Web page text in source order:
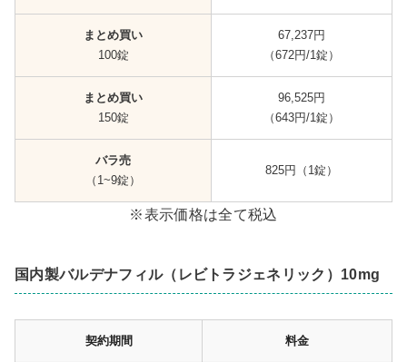
まとめ買い
100錠
67,237円
（672円/1錠）
まとめ買い
150錠
96,525円
（643円/1錠）
バラ売
（1~9錠）
825円（1錠）
※表示価格は全て税込
国内製バルデナフィル（レビトラジェネリック）10mg
契約期間 料金